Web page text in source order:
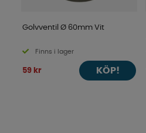
Golvventil Ø 60mm Vit
Finns i lager
59 kr KÖP!